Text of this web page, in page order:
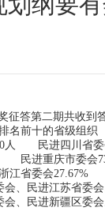
答第二期共收
排名前十的省
人 民进四川省
进重庆市委
省委会27.67%
民进江苏省委
会、民进新疆区